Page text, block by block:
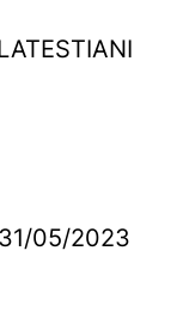
05/2023